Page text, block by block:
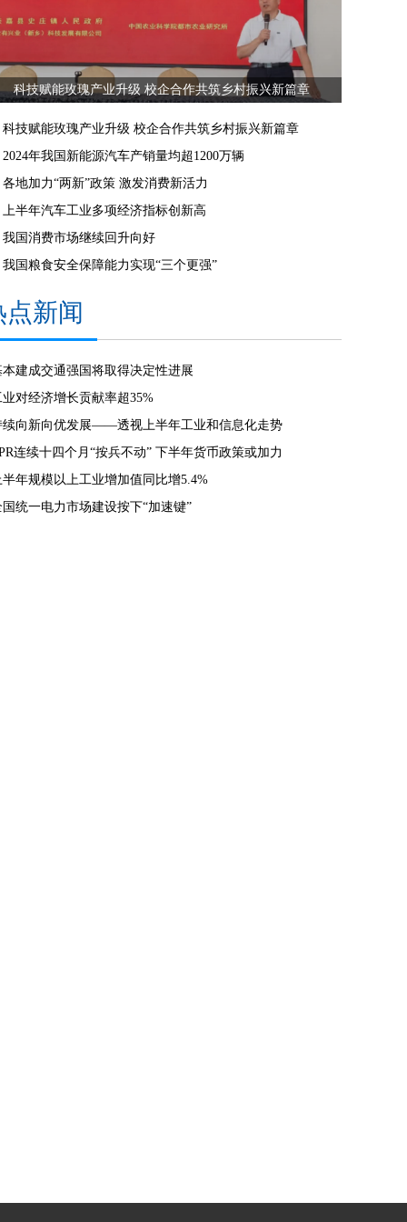
科技赋能玫瑰产业升级 校企合作共筑乡村振兴新篇章
科技赋能玫瑰产业升级 校企合作共筑乡村振兴新篇章
2024年我国新能源汽车产销量均超1200万辆
各地加力“两新”政策 激发消费新活力
上半年汽车工业多项经济指标创新高
我国消费市场继续回升向好
我国粮食安全保障能力实现“三个更强”
点新闻
本建成交通强国将取得决定性进展
业对经济增长贡献率超35%
续向新向优发展——透视上半年工业和信息化走势
连续十四个月“按兵不动” 下半年货币政策或加力
半年规模以上工业增加值同比增5.4%
国统一电力市场建设按下“加速键”